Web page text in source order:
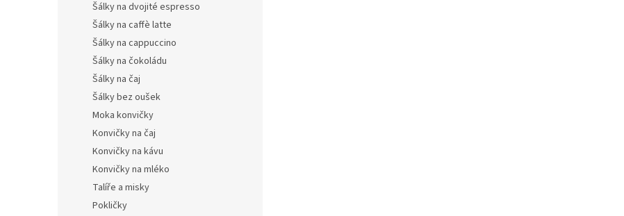
Šálky na dvojité espresso
Šálky na caffè latte
Šálky na cappuccino
Šálky na čokoládu
Šálky na čaj
Šálky bez oušek
Moka konvičky
Konvičky na čaj
Konvičky na kávu
Konvičky na mléko
Talíře a misky
Pokličky